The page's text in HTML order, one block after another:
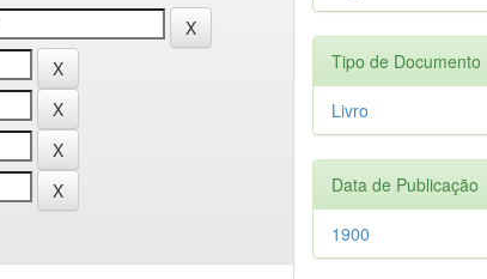
Tipo de Documento
Livro
Data de Publicação
1900